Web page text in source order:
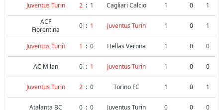
Juventus Turin 2 : 1 Cagliari Calcio 1 0
1
ACF
Fiorentina
0 : 1 Juventus Turin 1 0 1
Juventus Turin 1 : 0 Hellas Verona 1 0 0
AC Milan 0 : 1 Juventus Turin 1 0 0
Juventus Turin 2 : 0 Torino FC 1 0 1
Atalanta BC 0 : 0 Juventus Turin 0 0 0